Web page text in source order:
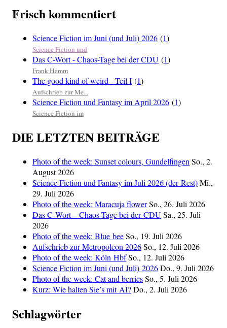
Frisch kommentiert
Science Fiction im Juni (und Juli) 2026 (1)
Science Fiction und
Das C-Wort - Chaos-Tage bei der CDU (1)
Frank Hamm
The good kind of weird - Teil I (1)
Aufschrieb zur Me...
Science Fiction und Fantasy im April 2026 (1)
Science Fiction im
DIE LETZTEN BEITRÄGE
Photo of the week: Sunset colours, Gundelfingen So., 2.
August 2026
Science Fiction und Fantasy im Juli 2026 (der Rest)Mi.,
29. Juli 2026
Photo of the week: Maracuja flowerSo., 26. Juli 2026
Das C‑Wort – Chaos-Tage bei der CDUSa., 25. Juli
2026
Photo of the week: Blue beeSo., 19. Juli 2026
Aufschrieb zur Metropolcon 2026So., 12. Juli 2026
Photo of the week: Köln HbfSo., 12. Juli 2026
Science Fiction im Juni (und Juli) 2026Do., 9. Juli 2026
Photo of the week: Cat and berriesSo., 5. Juli 2026
Kurz: Wie halten Sie’s mit AI?Do., 2. Juli 2026
Schlagwörter